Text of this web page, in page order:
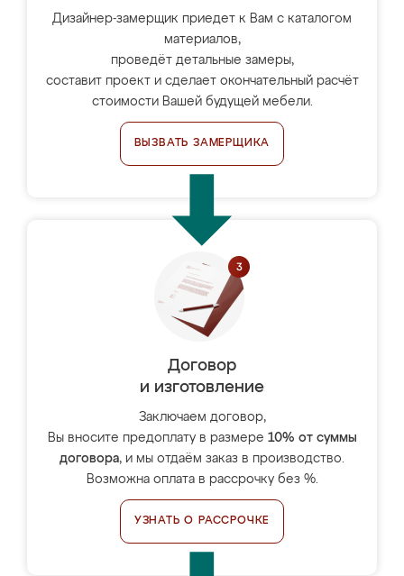
Дизайнер-замерщик приедет к Вам с каталогом
материалов,
проведёт детальные замеры,
составит проект и сделает окончательный расчёт
стоимости Вашей будущей мебели.
ВЫЗВАТЬ ЗАМЕРЩИКА
Договор
и изготовление
Заключаем договор,
Вы вносите предоплату в размере 10% от суммы
договора, и мы отдаём заказ в производство.
Возможна оплата в рассрочку без %.
УЗНАТЬ О РАССРОЧКЕ